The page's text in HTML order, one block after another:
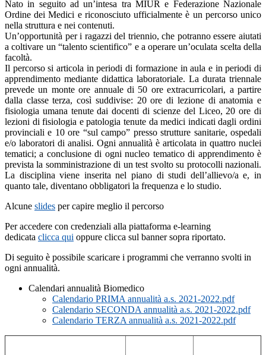
Nato in seguito ad un’intesa tra MIUR e Federazione Nazionale
Ordine dei Medici e riconosciuto ufficialmente è un percorso unico
nella struttura e nei contenuti.
Un’opportunità per i ragazzi del triennio, che potranno essere aiutati
a coltivare un “talento scientifico” e a operare un’oculata scelta della
facoltà.
Il percorso si articola in periodi di formazione in aula e in periodi di
apprendimento mediante didattica laboratoriale. La durata triennale
prevede un monte ore annuale di 50 ore extracurricolari, a partire
dalla classe terza, così suddivise: 20 ore di lezione di anatomia e
fisiologia umana tenute dai docenti di scienze del Liceo, 20 ore di
lezioni di fisiologia e patologia tenute da medici indicati dagli ordini
provinciali e 10 ore “sul campo” presso strutture sanitarie, ospedali
e/o laboratori di analisi. Ogni annualità è articolata in quattro nuclei
tematici; a conclusione di ogni nucleo tematico di apprendimento è
prevista la somministrazione di un test svolto su protocolli nazionali.
La disciplina viene inserita nel piano di studi dell’allievo/a e, in
quanto tale, diventano obbligatori la frequenza e lo studio.
Alcune slides per capire meglio il percorso
Per accedere con credenziali alla piattaforma e-learning
dedicata clicca qui oppure clicca sul banner sopra riportato.
Di seguito è possibile scaricare i programmi che verranno svolti in
ogni annualità.
Calendari annualità Biomedico
Calendario PRIMA annualità a.s. 2021-2022.pdf
Calendario SECONDA annualità a.s. 2021-2022.pdf
Calendario TERZA annualità a.s. 2021-2022.pdf